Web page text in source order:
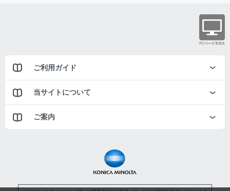
ご利用ガイド
当サイトについて
ご案内